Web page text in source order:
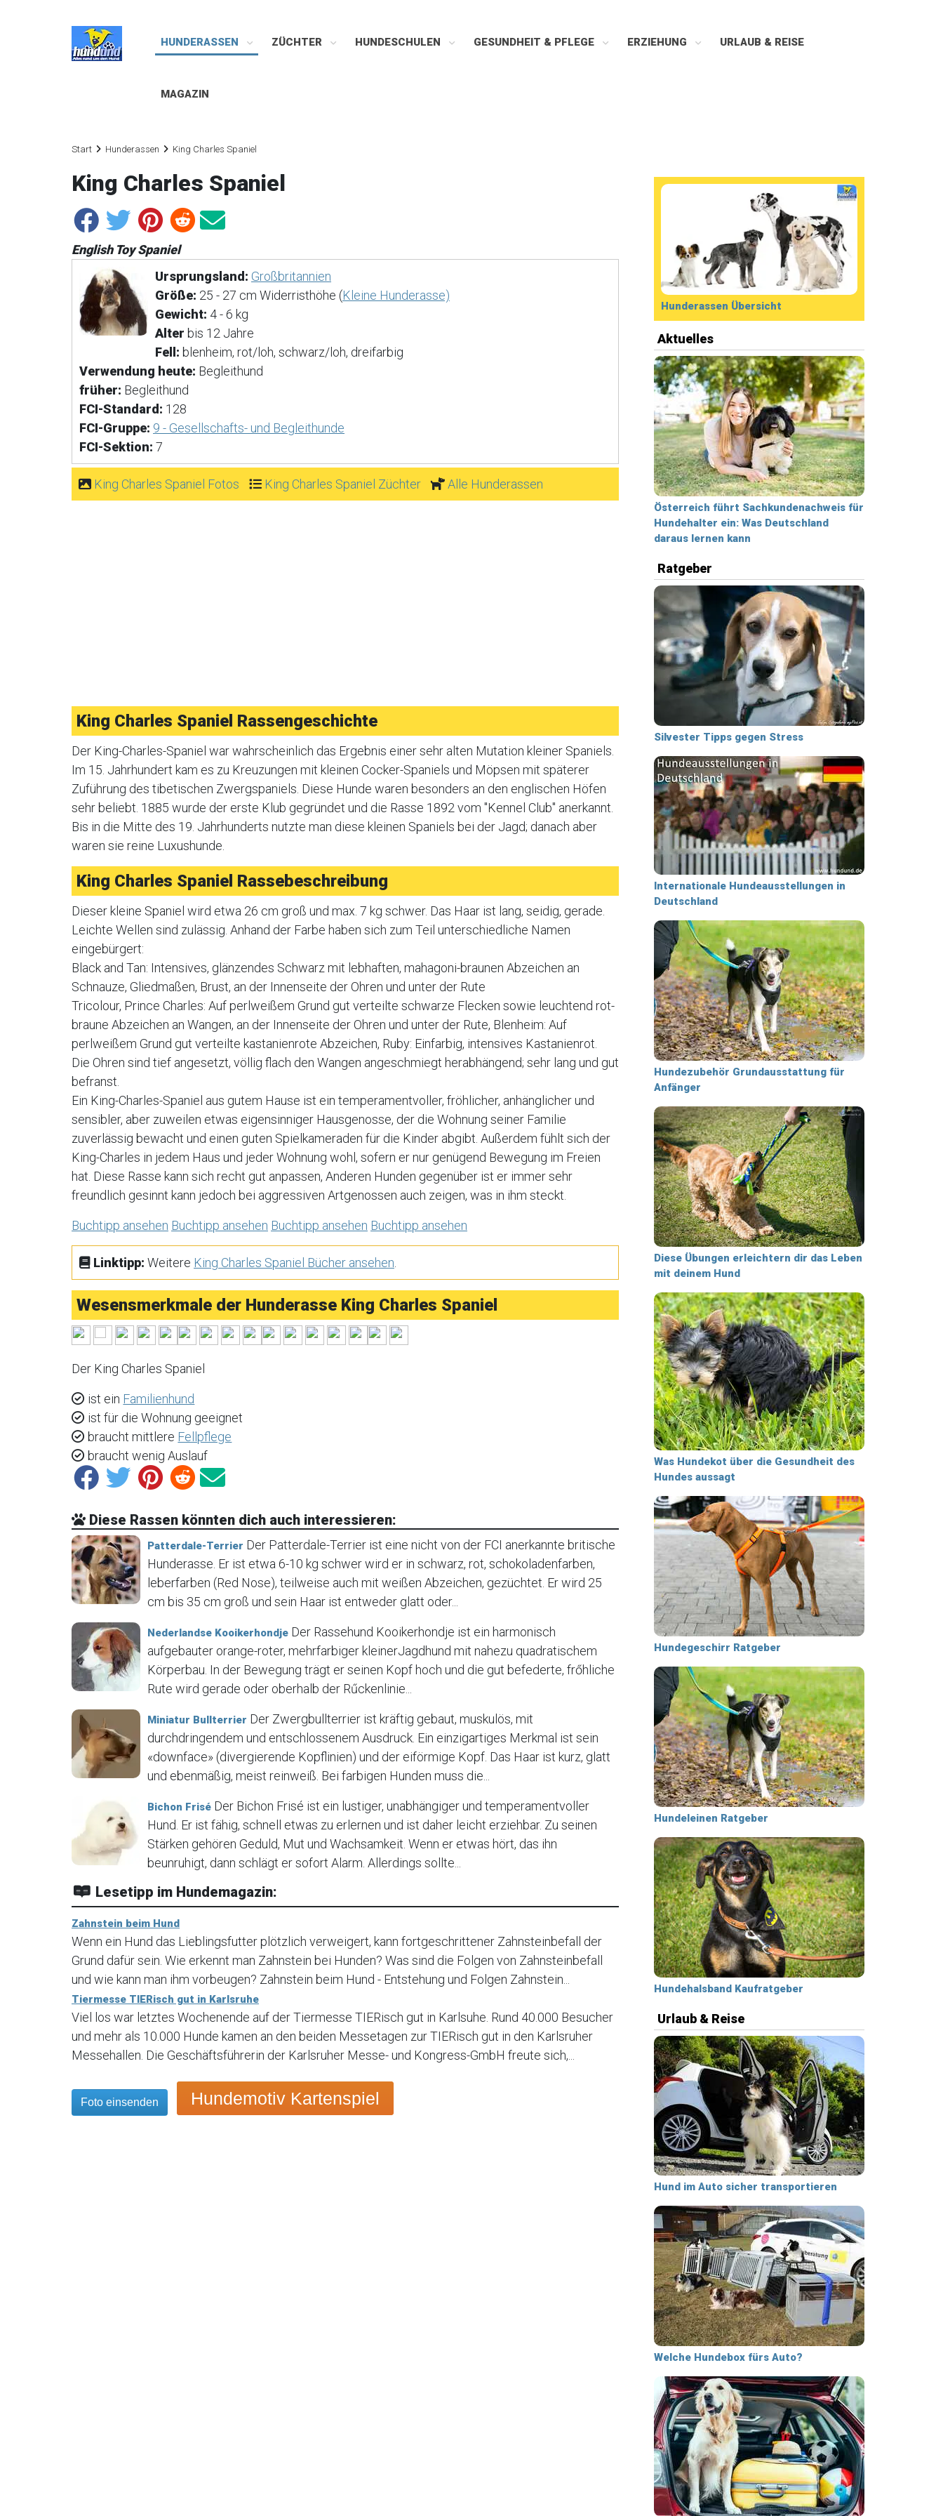
HUNDERASSEN ZÜCHTER HUNDESCHULEN GESUNDHEIT & PFLEGE ERZIEHUNG URLAUB & REISE
MAGAZIN
Start Hunderassen King Charles Spaniel
King Charles Spaniel
English Toy Spaniel
Ursprungsland: Großbritannien
Größe: 25 - 27 cm Widerristhöhe (Kleine Hunderasse)
Gewicht: 4 - 6 kg
Alter bis 12 Jahre
Fell: blenheim, rot/loh, schwarz/loh, dreifarbig
Verwendung heute: Begleithund
früher: Begleithund
FCI-Standard: 128
FCI-Gruppe: 9 - Gesellschafts- und Begleithunde
FCI-Sektion: 7
King Charles Spaniel Fotos King Charles Spaniel Züchter Alle Hunderassen
King Charles Spaniel Rassengeschichte
Der King-Charles-Spaniel war wahrscheinlich das Ergebnis einer sehr alten Mutation kleiner Spaniels.
Im 15. Jahrhundert kam es zu Kreuzungen mit kleinen Cocker-Spaniels und Möpsen mit späterer
Zuführung des tibetischen Zwergspaniels. Diese Hunde waren besonders an den englischen Höfen
sehr beliebt. 1885 wurde der erste Klub gegründet und die Rasse 1892 vom "Kennel Club" anerkannt.
Bis in die Mitte des 19. Jahrhunderts nutzte man diese kleinen Spaniels bei der Jagd; danach aber
waren sie reine Luxushunde.
King Charles Spaniel Rassebeschreibung
Dieser kleine Spaniel wird etwa 26 cm groß und max. 7 kg schwer. Das Haar ist lang, seidig, gerade.
Leichte Wellen sind zulässig. Anhand der Farbe haben sich zum Teil unterschiedliche Namen
eingebürgert:
Black and Tan: Intensives, glänzendes Schwarz mit lebhaften, mahagoni-braunen Abzeichen an
Schnauze, Gliedmaßen, Brust, an der Innenseite der Ohren und unter der Rute
Tricolour, Prince Charles: Auf perlweißem Grund gut verteilte schwarze Flecken sowie leuchtend rot-
braune Abzeichen an Wangen, an der Innenseite der Ohren und unter der Rute, Blenheim: Auf
perlweißem Grund gut verteilte kastanienrote Abzeichen, Ruby: Einfarbig, intensives Kastanienrot.
Die Ohren sind tief angesetzt, völlig flach den Wangen angeschmiegt herabhängend; sehr lang und gut
befranst.
Ein King-Charles-Spaniel aus gutem Hause ist ein temperamentvoller, fröhlicher, anhänglicher und
sensibler, aber zuweilen etwas eigensinniger Hausgenosse, der die Wohnung seiner Familie
zuverlässig bewacht und einen guten Spielkameraden für die Kinder abgibt. Außerdem fühlt sich der
King-Charles in jedem Haus und jeder Wohnung wohl, sofern er nur genügend Bewegung im Freien
hat. Diese Rasse kann sich recht gut anpassen, Anderen Hunden gegenüber ist er immer sehr
freundlich gesinnt kann jedoch bei aggressiven Artgenossen auch zeigen, was in ihm steckt.
Buchtipp ansehen Buchtipp ansehen Buchtipp ansehen Buchtipp ansehen
Linktipp: Weitere King Charles Spaniel Bücher ansehen
Wesensmerkmale der Hunderasse King Charles Spaniel
Der King Charles Spaniel
ist ein Familienhund
ist für die Wohnung geeignet
braucht mittlere Fellpflege
braucht wenig Auslauf
Diese Rassen könnten dich auch interessieren:
Patterdale-Terrier Der Patterdale-Terrier ist eine nicht von der FCI anerkannte britische
Hunderasse. Er ist etwa 6-10 kg schwer wird er in schwarz, rot, schokoladenfarben,
leberfarben (Red Nose), teilweise auch mit weißen Abzeichen, gezüchtet. Er wird 25
cm bis 35 cm groß und sein Haar ist entweder glatt oder...
Nederlandse Kooikerhondje Der Rassehund Kooikerhondje ist ein harmonisch
aufgebauter orange-roter, mehrfarbiger kleinerJagdhund mit nahezu quadratischem
Körperbau. In der Bewegung trägt er seinen Kopf hoch und die gut befederte, frőhliche
Rute wird gerade oder oberhalb der Rűckenlinie...
Miniatur Bullterrier Der Zwergbullterrier ist kräftig gebaut, muskulös, mit
durchdringendem und entschlossenem Ausdruck. Ein einzigartiges Merkmal ist sein
«downface» (divergierende Kopflinien) und der eiförmige Kopf. Das Haar ist kurz, glatt
und ebenmäßig, meist reinweiß. Bei farbigen Hunden muss die...
Bichon Frisé Der Bichon Frisé ist ein lustiger, unabhängiger und temperamentvoller
Hund. Er ist fähig, schnell etwas zu erlernen und ist daher leicht erziehbar. Zu seinen
Stärken gehören Geduld, Mut und Wachsamkeit. Wenn er etwas hört, das ihn
beunruhigt, dann schlägt er sofort Alarm. Allerdings sollte...
Lesetipp im Hundemagazin:
Zahnstein beim Hund
Wenn ein Hund das Lieblingsfutter plötzlich verweigert, kann fortgeschrittener Zahnsteinbefall der
Grund dafür sein. Wie erkennt man Zahnstein bei Hunden? Was sind die Folgen von Zahnsteinbefall
und wie kann man ihm vorbeugen? Zahnstein beim Hund - Entstehung und Folgen Zahnstein...
Tiermesse TIERisch gut in Karlsruhe
Viel los war letztes Wochenende auf der Tiermesse TIERisch gut in Karlsuhe. Rund 40.000 Besucher
und mehr als 10.000 Hunde kamen an den beiden Messetagen zur TIERisch gut in den Karlsruher
Messehallen. Die Geschäftsführerin der Karlsruher Messe- und Kongress-GmbH freute sich,...
Foto einsenden Hundemotiv Kartenspiel
Hunderassen Übersicht
Aktuelles
Österreich führt Sachkundenachweis für
Hundehalter ein: Was Deutschland
daraus lernen kann
Ratgeber
Silvester Tipps gegen Stress
Internationale Hundeausstellungen in
Deutschland
Hundezubehör Grundausstattung für
Anfänger
Diese Übungen erleichtern dir das Leben
mit deinem Hund
Was Hundekot über die Gesundheit des
Hundes aussagt
Hundegeschirr Ratgeber
Hundeleinen Ratgeber
Hundehalsband Kaufratgeber
Urlaub & Reise
Hund im Auto sicher transportieren
Welche Hundebox fürs Auto?